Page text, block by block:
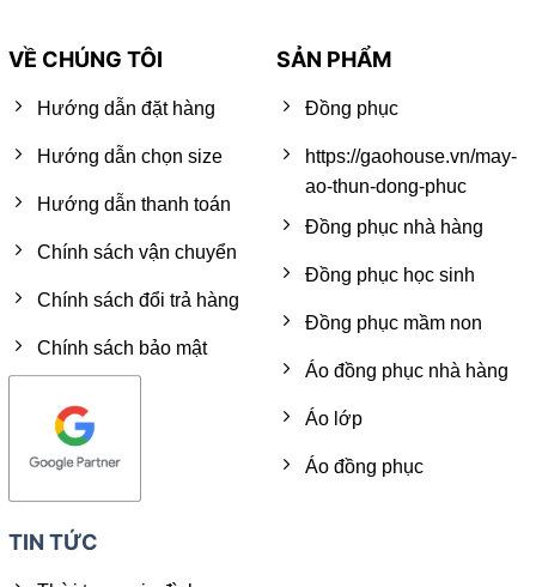
VỀ CHÚNG TÔI
Hướng dẫn đặt hàng
Hướng dẫn chọn size
Hướng dẫn thanh toán
Chính sách vận chuyển
Chính sách đổi trả hàng
Chính sách bảo mật
SẢN PHẨM
Đồng phục
https://gaohouse.vn/may-
ao-thun-dong-phuc
Đồng phục nhà hàng
Đồng phục học sinh
Đồng phục mầm non
Áo đồng phục nhà hàng
Áo lớp
Áo đồng phục
TIN TỨC